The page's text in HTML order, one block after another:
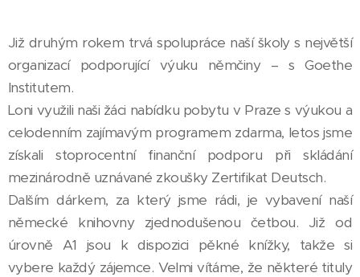
Již druhým rokem trvá spolupráce naší školy s největší
organizací podporující výuku němčiny – s Goethe
Institutem.
Loni využili naši žáci nabídku pobytu v Praze s výukou a
celodenním zajímavým programem zdarma, letos jsme
získali stoprocentní finanční podporu při skládání
mezinárodně uznávané zkoušky Zertifikat Deutsch.
Dalším dárkem, za který jsme rádi, je vybavení naší
německé knihovny zjednodušenou četbou. Již od
úrovně A1 jsou k dispozici pěkné knížky, takže si
vybere každý zájemce. Velmi vítáme, že některé tituly